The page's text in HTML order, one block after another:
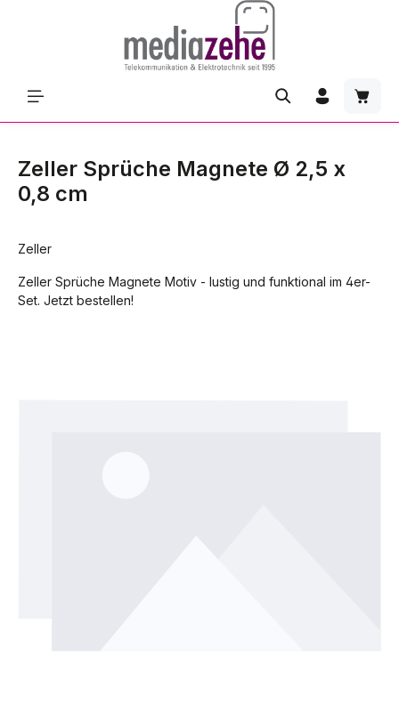
Zeller Sprüche Magnete Ø 2,5 x
0,8 cm
Zeller
Zeller Sprüche Magnete Motiv - lustig und funktional im 4er-
Set. Jetzt bestellen!